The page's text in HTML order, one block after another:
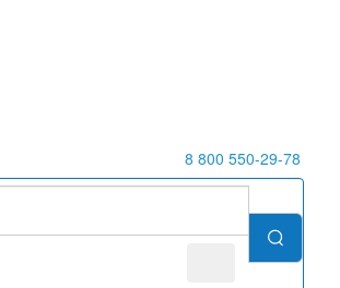
8 800 550-29-78